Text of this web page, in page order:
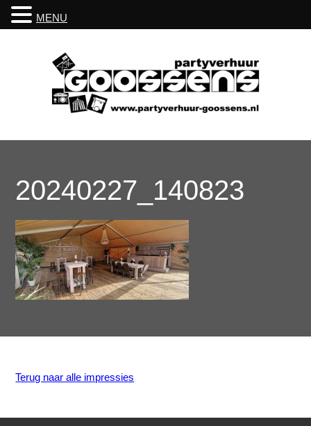
20240227_140823
Terug naar alle impressies
MENU